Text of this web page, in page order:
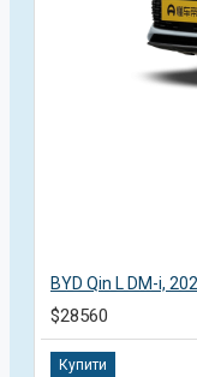
$28560
Купити